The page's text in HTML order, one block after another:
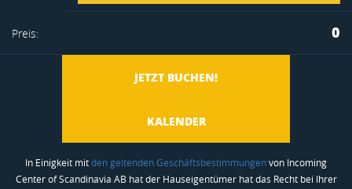
Preis: 0
JETZT BUCHEN!
KALENDER
In Einigkeit mitden geltenden Geschäftsbestimmungenvon Incoming
Center of Scandinavia AB hat der Hauseigentümer hat das Recht bei Ihrer